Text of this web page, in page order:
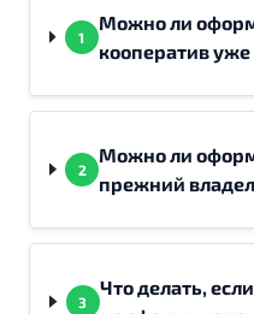
1
Можно ли
кооператив уже
2
Можно ли
прежний
3
Что делать,